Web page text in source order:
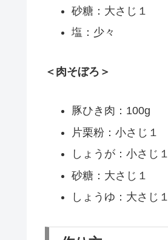
砂糖：大さじ１
塩：少々
＜肉そぼろ＞
豚ひき肉：100g
片栗粉：小さじ１
しょうが：小さじ１
砂糖：大さじ１
しょうゆ：大さじ１